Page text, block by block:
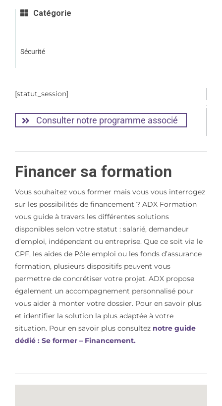
Catégorie
Sécurité
[statut_session]
Consulter notre programme associé
Financer sa formation
Vous souhaitez vous former mais vous vous interrogez
sur les possibilités de financement ? ADX Formation
vous guide à travers les différentes solutions
disponibles selon votre statut : salarié, demandeur
d’emploi, indépendant ou entreprise. Que ce soit via le
CPF, les aides de Pôle emploi ou les fonds d’assurance
formation, plusieurs dispositifs peuvent vous
permettre de concrétiser votre projet. ADX propose
également un accompagnement personnalisé pour
vous aider à monter votre dossier. Pour en savoir plus
et identifier la solution la plus adaptée à votre
situation. Pour en savoir plus consulteznotre guide
dédié : Se former – Financement.